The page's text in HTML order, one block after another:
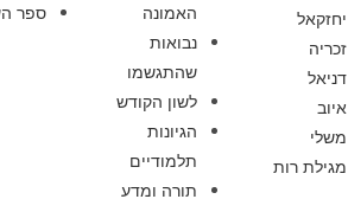
יחזקאל
זכריה
דניאל
איוב
משלי
מגילת רות
האמונה
נבואות
שהתגשמו
לשון הקודש
הגיונות
תלמודיים
תורה ומדע
ספר